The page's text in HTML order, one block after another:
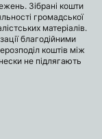
Зібрані кошти
громадської
матеріалів.
благодійними
коштів між
не підлягають